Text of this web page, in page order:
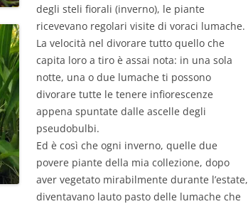
degli steli fiorali (inverno), le piante
ricevevano regolari visite di voraci lumache.
La velocità nel divorare tutto quello che
capita loro a tiro è assai nota: in una sola
notte, una o due lumache ti possono
divorare tutte le tenere infiorescenze
appena spuntate dalle ascelle degli
pseudobulbi.
Ed è così che ogni inverno, quelle due
povere piante della mia collezione, dopo
aver vegetato mirabilmente durante l’estate,
diventavano lauto pasto delle lumache che